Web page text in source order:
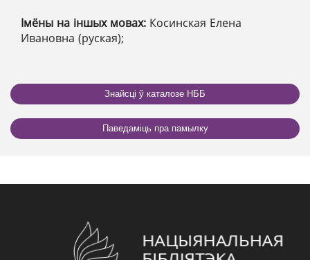
Імёны на іншых мовах: Косинская Елена
Ивановна (руская);
Знайсці ў каталозе НББ
Паведаміць пра памылку